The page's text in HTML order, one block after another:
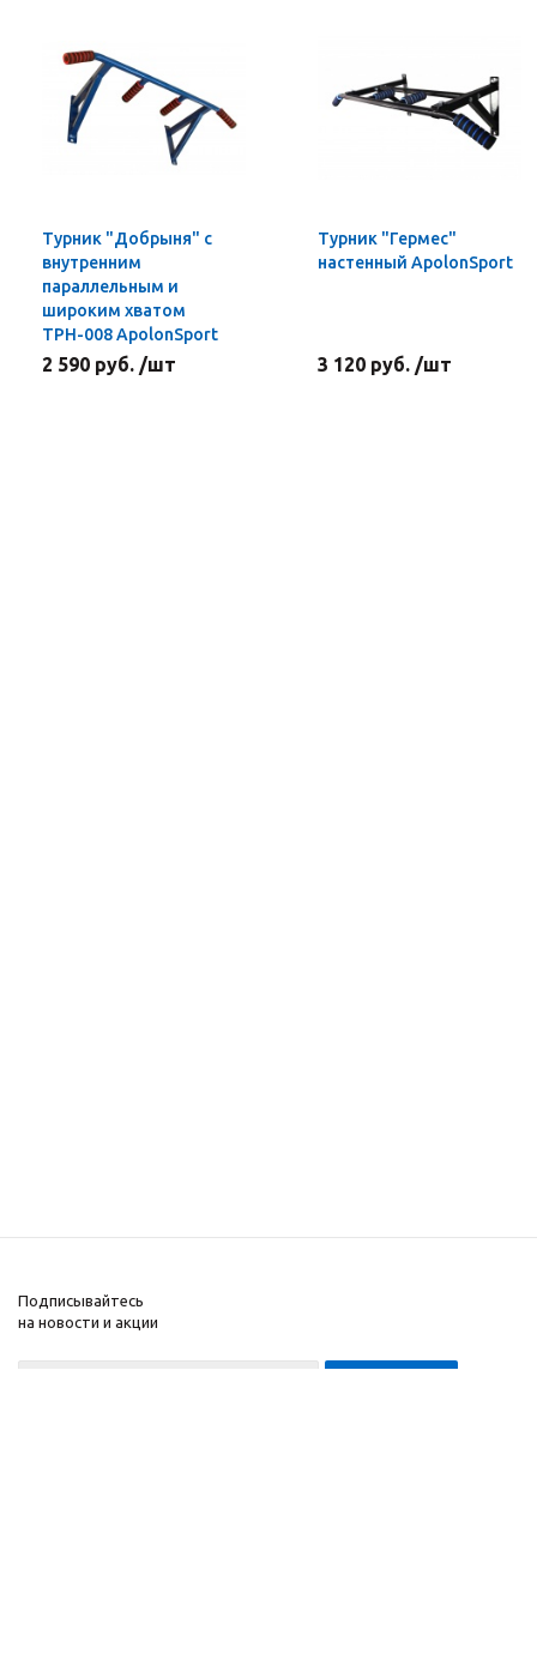
Турник "Добрыня" с
внутренним
параллельным и
широким хватом
ТРН-008 ApolonSport
2 590 руб. /шт
Турник "Гермес"
настенный ApolonSport
3 120 руб. /шт
Подписывайтесь
на новости и акции